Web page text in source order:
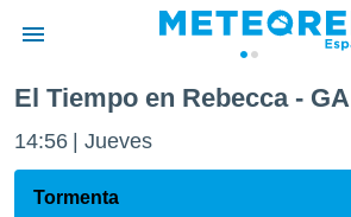
de
por
El Tiempo en Rebecca - GA
14:56 Jueves
Tormenta